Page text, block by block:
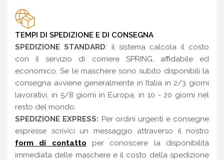
TEMPI DI SPEDIZIONE E DI CONSEGNA
SPEDIZIONE STANDARD: il sistema calcola il costo
con il servizio di corriere SPRING, affidabile ed
economico. Se le maschere sono subito disponibili la
consegna avviene generalmente in Italia in 2/3 giorni
lavorativi, in 5/8 giorni in Europa, in 10 - 20 giorni nel
resto del mondo.
SPEDIZIONE EXPRESS: Per ordini urgenti e consegne
espresse scrivici un messaggio attraverso il nostro
form di contatto per conoscere la disponibilità
immediata delle maschere e il costo della spedizione